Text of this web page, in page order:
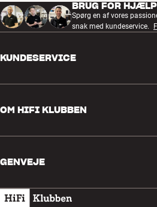
BRUG FOR
Spørg en af vores
snak med kundeservice.
KUNDESERVICE
Retur og reklamation
Fortryd ordre
OM HIFI KLUBBEN
Kundeklub
GENVEJE
Gavekort